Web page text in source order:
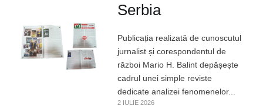
Serbia
Publicația realizată de cunoscutul
jurnalist și corespondentul de
război Mario H. Balint depășește
cadrul unei simple reviste
dedicate analizei fenomenelor...
2 IULIE 2026